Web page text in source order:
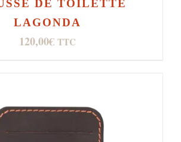
DE TOILETTE
LAGONDA
120,00€ TTC